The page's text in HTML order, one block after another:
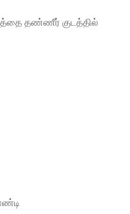
தண்ணீர் குடத்தில்